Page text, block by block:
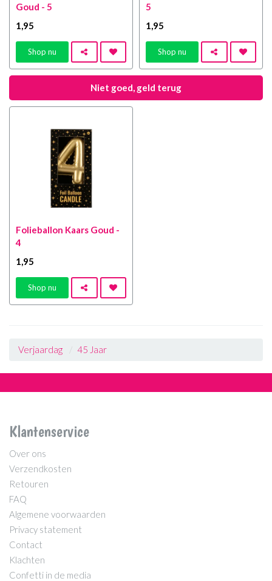
Goud - 5
1 ,95
Shop nu
5
1 ,95
Shop nu
Niet goed, geld terug
Folieballon Kaars Goud -
4
1 ,95
Shop nu
Verjaardag 45 Jaar
Klantenservice
Over ons
Verzendkosten
Retouren
FAQ
Algemene voorwaarden
Privacy statement
Contact
Klachten
Confetti in de media